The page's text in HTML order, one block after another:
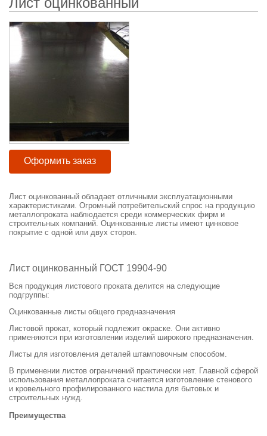
Оформить заказ
Лист оцинкованный обладает отличными эксплуатационными
характеристиками. Огромный потребительский спрос на продукцию
металлопроката наблюдается среди коммерческих фирм и
строительных компаний. Оцинкованные листы имеют цинковое
покрытие с одной или двух сторон.
Лист оцинкованный ГОСТ 19904-90
Вся продукция листового проката делится на следующие
подгруппы:
Оцинкованные листы общего предназначения
Листовой прокат, который подлежит окраске. Они активно
применяются при изготовлении изделий широкого предназначения.
Листы для изготовления деталей штамповочным способом.
В применении листов ограничений практически нет. Главной сферой
использования металлопроката считается изготовление стенового
и кровельного профилированного настила для бытовых и
строительных нужд.
Преимущества